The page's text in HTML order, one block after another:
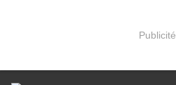
Publicité